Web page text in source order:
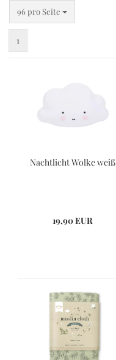
96 pro Seite
pro Seite
1
Nachtlicht Wolke weiß
19,90 EUR